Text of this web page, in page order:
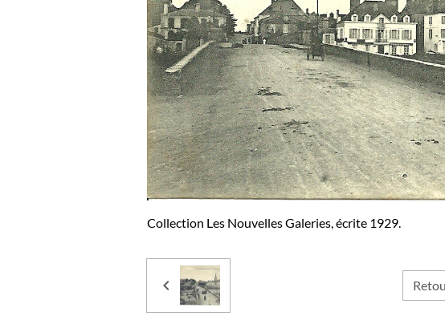
Collection Les Nouvelles Galeries, écrite 1929.